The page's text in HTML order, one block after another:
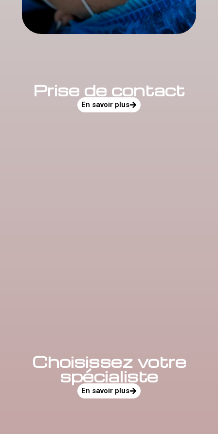
Prise de contact
En savoir plus
Choisissez votre
spécialiste
En savoir plus